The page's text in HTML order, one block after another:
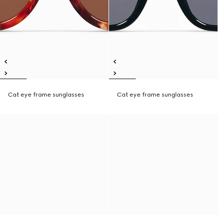
Cat eye frame sunglasses Cat eye frame sunglasses